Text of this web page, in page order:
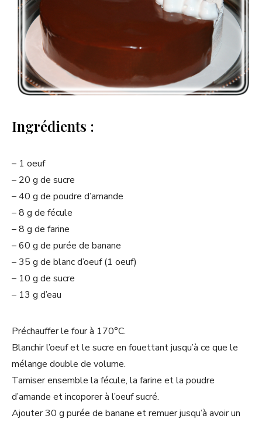
Ingrédients :
– 1 oeuf
– 20 g de sucre
– 40 g de poudre d’amande
– 8 g de fécule
– 8 g de farine
– 60 g de purée de banane
– 35 g de blanc d’oeuf (1 oeuf)
– 10 g de sucre
– 13 g d’eau
Préchauffer le four à 170°C.
Blanchir l’oeuf et le sucre en fouettant jusqu’à ce que le
mélange double de volume.
Tamiser ensemble la fécule, la farine et la poudre
d’amande et incoporer à l’oeuf sucré.
Ajouter 30 g purée de banane et remuer jusqu’à avoir un